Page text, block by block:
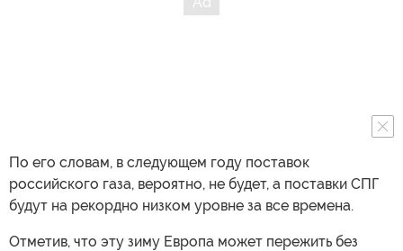
По его словам, в следующем году поставок
российского газа, вероятно, не будет, а поставки СПГ
будут на рекордно низком уровне за все времена.
Отметив, что эту зиму Европа может пережить без